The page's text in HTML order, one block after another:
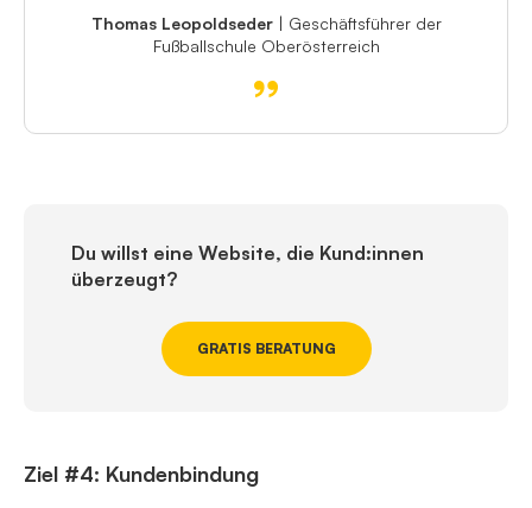
Thomas Leopoldseder | Geschäftsführer der
Fußballschule Oberösterreich
Du willst eine Website, die Kund:innen
überzeugt?
GRATIS BERATUNG
Ziel #4: Kundenbindung